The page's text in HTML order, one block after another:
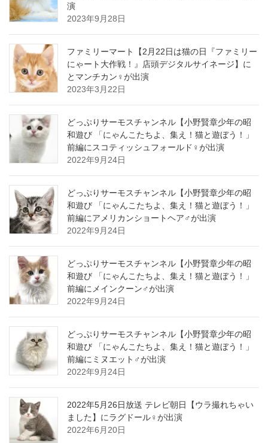
演
2023年9月28日
ファミリーマート【2月22日は猫の日『ファミリー
にゃート大作戦！』店頭デジタルサイネージ】に
とマンチカン♀が出演
2023年3月22日
どっぷりサーモスチャンネル【小野賢章少年の昭
和遊び 「にゃんこたちよ、集え！猫と遊ぼう！」
前編にスコティッシュフォールド♀が出演
2022年9月24日
どっぷりサーモスチャンネル【小野賢章少年の昭
和遊び 「にゃんこたちよ、集え！猫と遊ぼう！」
前編にアメリカンショートヘア♂が出演
2022年9月24日
どっぷりサーモスチャンネル【小野賢章少年の昭
和遊び 「にゃんこたちよ、集え！猫と遊ぼう！」
前編にメインクーン♂が出演
2022年9月24日
どっぷりサーモスチャンネル【小野賢章少年の昭
和遊び 「にゃんこたちよ、集え！猫と遊ぼう！」
前編にミヌエット♂が出演
2022年9月24日
2022年5月26日放送 テレビ朝日【ウラ撮れちゃい
ました】にラグドール♀が出演
2022年6月20日